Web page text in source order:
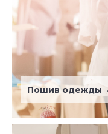
Пошив одежды